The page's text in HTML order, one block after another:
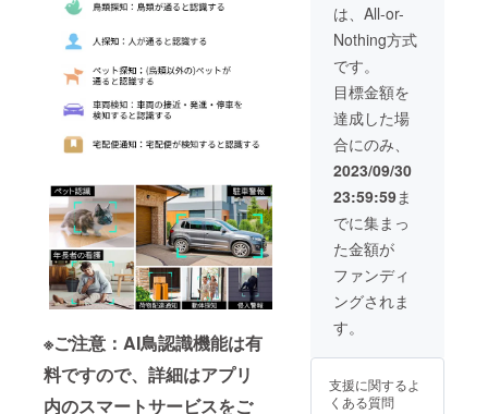
※ご注意：AI鳥認識機能は有
料ですので、詳細はアプリ
内のスマートサービスをご
ル×3 壁
付用ス
テッ
くぎ×12
SIMカー
ドリ
リース
ピン×3
日本語
取扱説
明書×3
は、All-or-
Nothing方式
です。
目標金額を
達成した場
合にのみ、
2023/09/30
23:59:59ま
でに集まっ
た金額が
ファンディ
ングされま
す。
支援に関するよ
くある質問